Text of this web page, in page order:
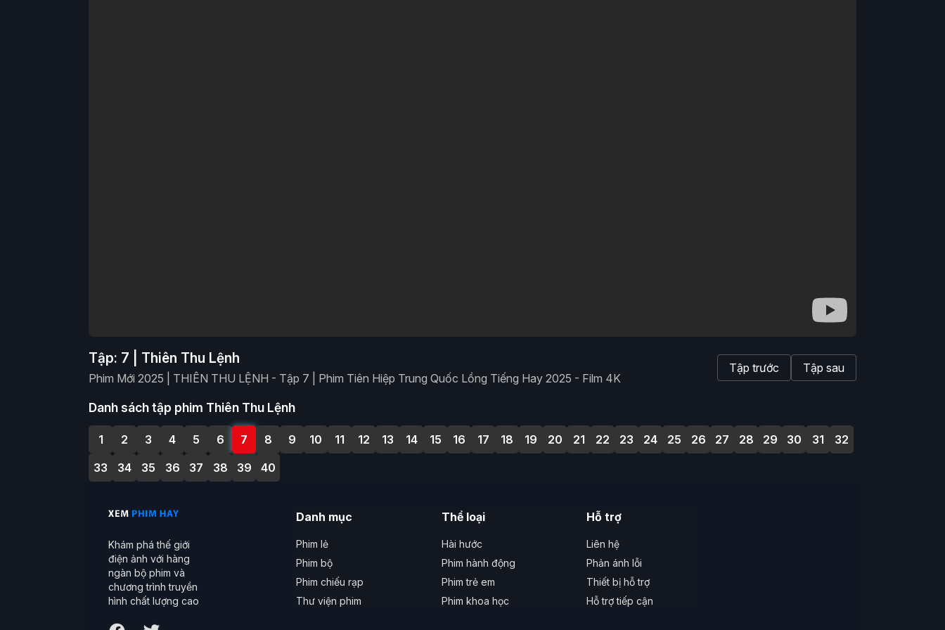
Tập: 7 | Thiên Thu Lệnh
Phim Mới 2025 | THIÊN THU LỆNH - Tập 7 | Phim Tiên Hiệp Trung Quốc Lồng Tiếng Hay 2025 - Film 4K
Tập trước Tập sau
Danh sách tập phim Thiên Thu Lệnh
1 2 3 4 5 6 7 8 9 10 11 12 13 14 15 16 17 18 19 20 21 22 23 24 25 26 27 28 29 30 31
32
33
34 35 36 37 38 39 40
Khám phá thế giới
điện ảnh với hàng
ngàn bộ phim và
chương trình truyền
hình chất lượng cao
Danh mục
Phim lẻ
Phim bộ
Phim chiếu rạp
Thư viện phim
Thể loại
Hài hước
Phim hành động
Phim trẻ em
Phim khoa học
Hỗ trợ
Liên hệ
Phản ánh lỗi
Thiết bị hỗ trợ
Hỗ trợ tiếp cận